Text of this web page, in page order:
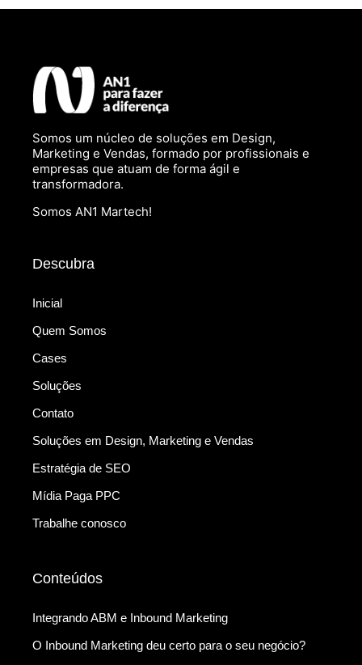
Somos um núcleo de soluções em Design,
Marketing e Vendas, formado por profissionais e
empresas que atuam de forma ágil e
transformadora.
Somos AN1 Martech!
Descubra
Inicial
Quem Somos
Cases
Soluções
Contato
Soluções em Design, Marketing e Vendas
Estratégia de SEO
Mídia Paga PPC
Trabalhe conosco
Conteúdos
Integrando ABM e Inbound Marketing
O Inbound Marketing deu certo para o seu negócio?